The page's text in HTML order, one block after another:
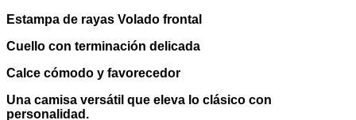
Estampa de rayas Volado frontal
Cuello con terminación delicada
Calce cómodo y favorecedor
Una camisa versátil que eleva lo clásico con
personalidad.